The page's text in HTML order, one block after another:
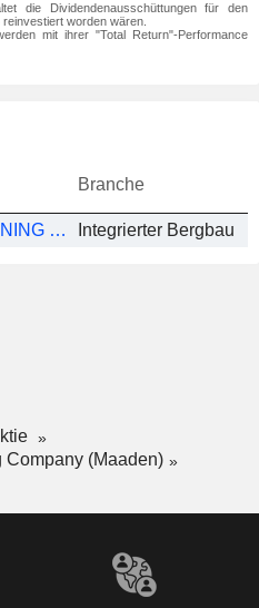
die Dividendenausschüttungen für den
worden wären.
mit ihrer "Total Return"-Performance
Branche
SAUDI ARABIAN MINING COMPANY (MAADEN) Integrierter Bergbau
(Maaden)